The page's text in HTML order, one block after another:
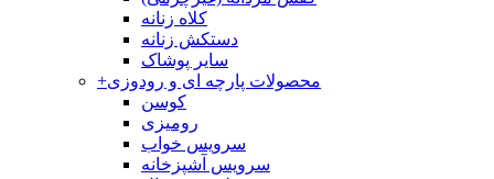
کلاه زنانه
دستکش زنانه
سایر پوشاک
+محصولات پارچه ای و رودوزی
کوسن
رومیزی
سرویس خواب
سرویس آشپزخانه